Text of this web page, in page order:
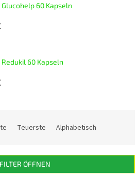
Glucohelp 60 Kapseln
Redukil 60 Kapseln
Teuerste Alphabetisch
FILTER ÖFFNEN